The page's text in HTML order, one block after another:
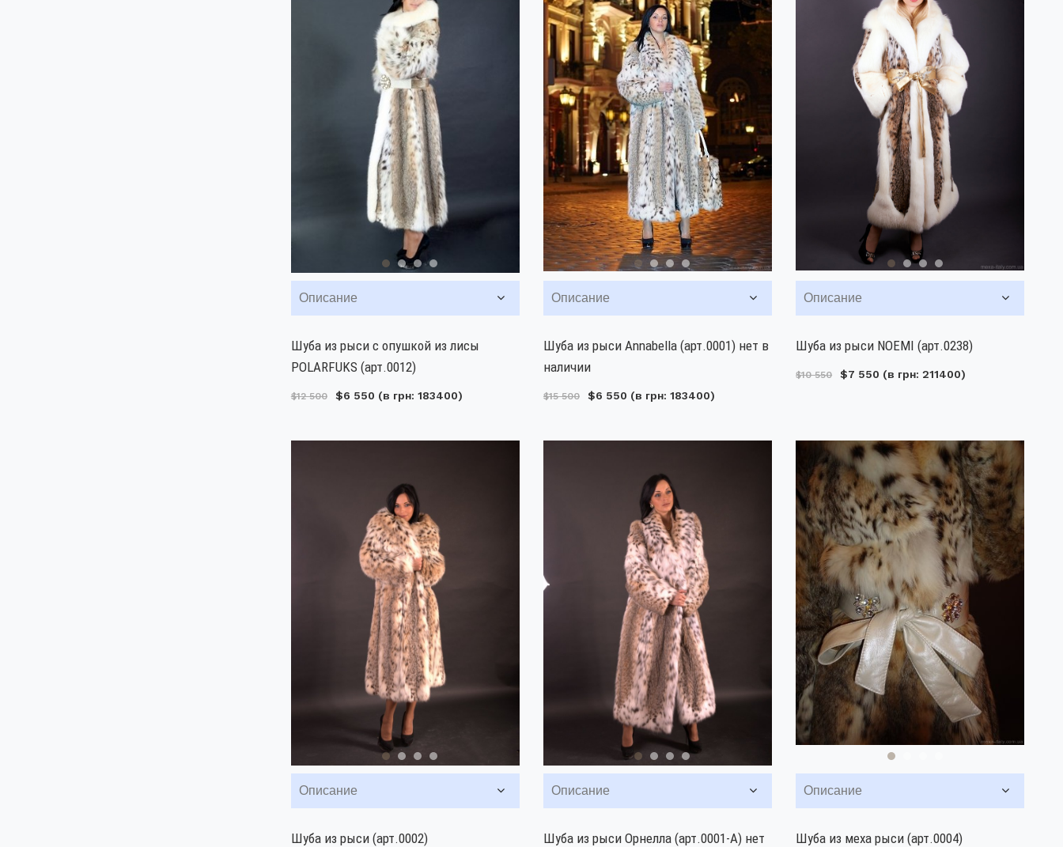
Описание
Шуба из рыси с опушкой из лисы
POLARFUKS (арт.0012)
$12 500 $6 550 (в грн: 183400)
Описание
Шуба из рыси Annabella (арт.0001) нет в
наличии
$15 500 $6 550 (в грн: 183400)
Описание
Шуба из рыси NOEMI (арт.0238)
$10 550 $7 550 (в грн: 211400)
Описание
Шуба из рыси (арт.0002)
Описание
Шуба из рыси Орнелла (арт.0001-А) нет
Описание
Шуба из меха рыси (арт.0004)